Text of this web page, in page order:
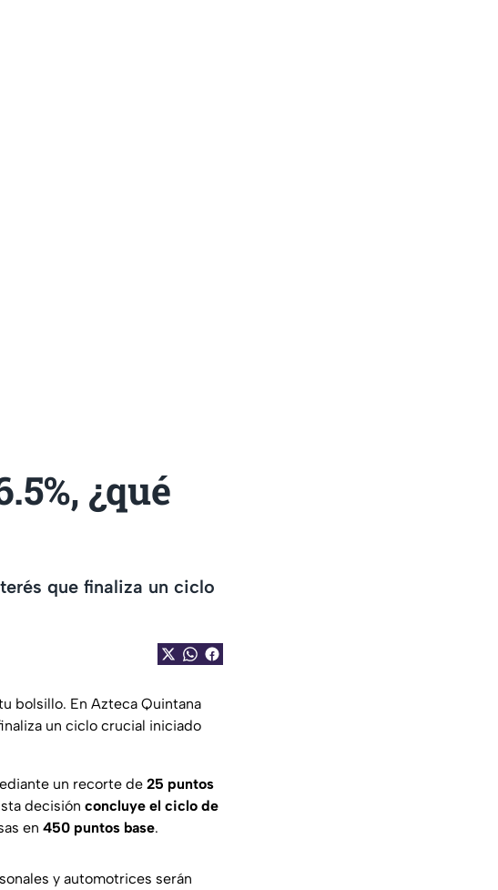
¿qué
que finaliza un ciclo
bolsillo. En Azteca Quintana
un ciclo crucial iniciado
un recorte de 25 puntos
decisión concluye el ciclo de
en 450 puntos base.
y automotrices serán